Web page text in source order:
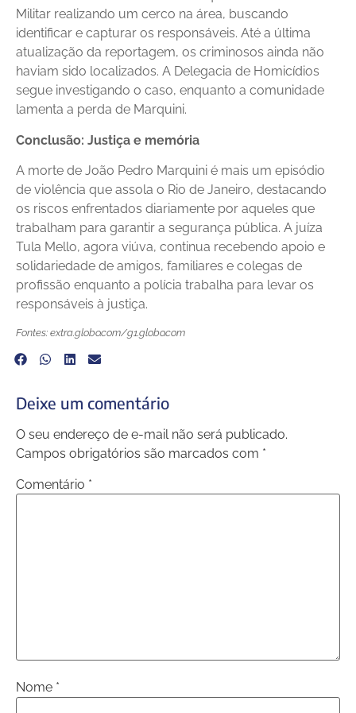
Militar realizando um cerco na área, buscando
identificar e capturar os responsáveis. Até a última
atualização da reportagem, os criminosos ainda não
haviam sido localizados. A Delegacia de Homicídios
segue investigando o caso, enquanto a comunidade
lamenta a perda de Marquini.
Conclusão: Justiça e memória
A morte de João Pedro Marquini é mais um episódio
de violência que assola o Rio de Janeiro, destacando
os riscos enfrentados diariamente por aqueles que
trabalham para garantir a segurança pública. A juíza
Tula Mello, agora viúva, continua recebendo apoio e
solidariedade de amigos, familiares e colegas de
profissão enquanto a polícia trabalha para levar os
responsáveis à justiça.
Fontes: extra.globo.com/g1.globo.com
Deixe um comentário
O seu endereço de e-mail não será publicado.
Campos obrigatórios são marcados com *
Comentário *
Nome *